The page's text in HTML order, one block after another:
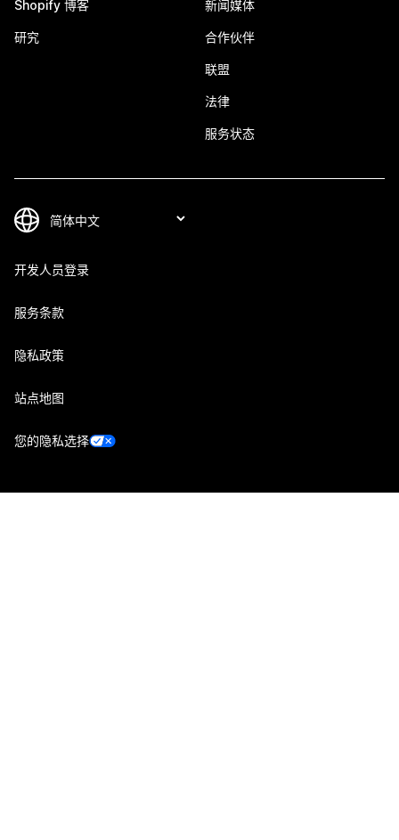
Shopify 博客
研究
新闻媒体
合作伙伴
联盟
法律
服务状态
开发人员登录
服务条款
隐私政策
站点地图
您的隐私选择